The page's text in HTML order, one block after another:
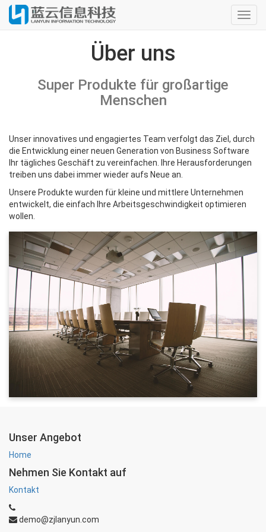
Über uns
Super Produkte für großartige
Menschen
Unser innovatives und engagiertes Team verfolgt das Ziel, durch
die Entwicklung einer neuen Generation von Business Software
Ihr tägliches Geschäft zu vereinfachen. Ihre Herausforderungen
treiben uns dabei immer wieder aufs Neue an.
Unsere Produkte wurden für kleine und mittlere Unternehmen
entwickelt, die einfach Ihre Arbeitsgeschwindigkeit optimieren
wollen.
Unser Angebot
Home
Nehmen Sie Kontakt auf
Kontakt
demo@zjlanyun.com